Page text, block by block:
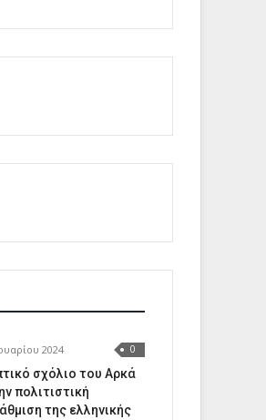
2024 0
σχόλιο του Αρκά
πολιτιστική
της ελληνικής